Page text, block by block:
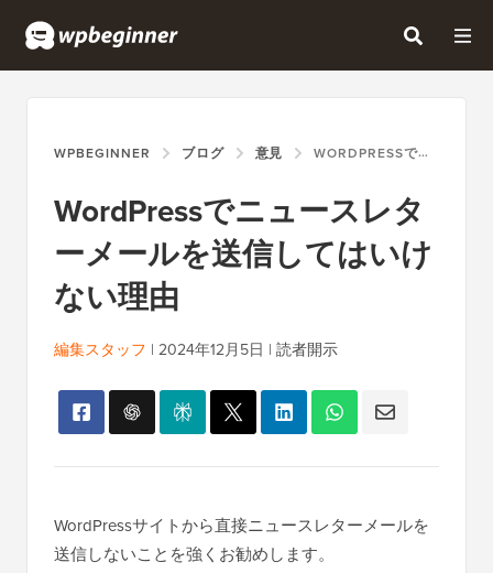
WPBEGINNER ブログ 意見 WORDPRESSでニュースレターメールを送信してはいけない理由
WordPressでニュースレタ
ーメールを送信してはいけ
ない理由
編集スタッフ | 2024年12月5日 | 読者開示
WordPressサイトから直接ニュースレターメールを
送信しないことを強くお勧めします。